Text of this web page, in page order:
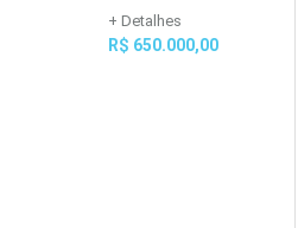
+ Detalhes
R$ 650.000,00